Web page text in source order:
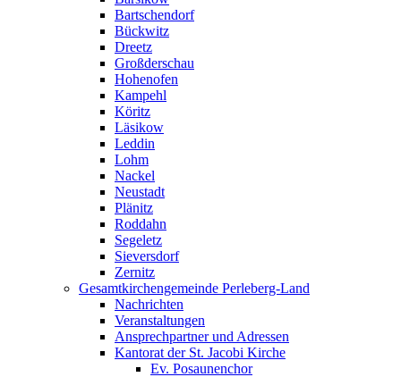
Bartschendorf
Bückwitz
Dreetz
Großderschau
Hohenofen
Kampehl
Köritz
Läsikow
Leddin
Lohm
Nackel
Neustadt
Plänitz
Roddahn
Segeletz
Sieversdorf
Zernitz
Gesamtkirchengemeinde Perleberg-Land
Nachrichten
Veranstaltungen
Ansprechpartner und Adressen
Kantorat der St. Jacobi Kirche
Ev. Posaunenchor